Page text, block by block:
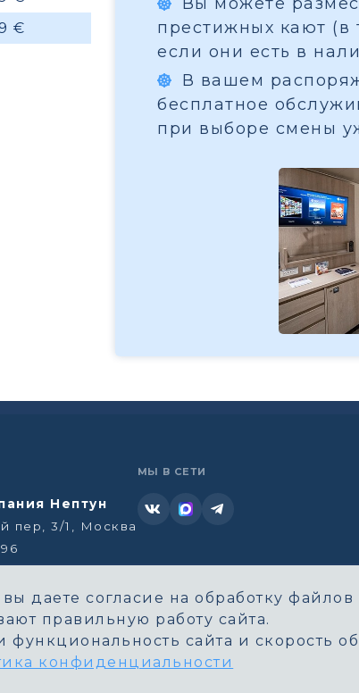
€
престижных кают (в
если они есть в
В вашем
бесплатное
при выборе смены
Нептун
пер, 3/1, Москва
МЫ В СЕТИ
Нептун. Все права защищены.
даете согласие на обработку файлов
правильную работу сайта.
сайта и скорость
конфиденциальности